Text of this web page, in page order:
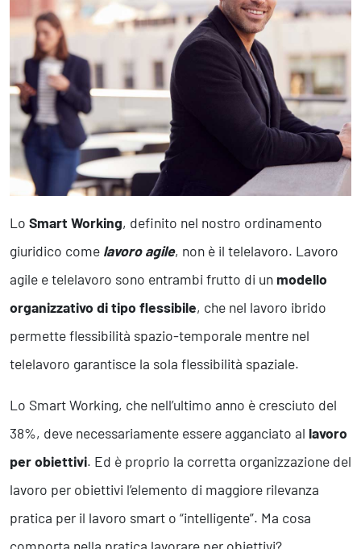
Operation
Smart Working
Efficientamento Aziendale
Project Management
Finanza & Gestione Economica
Risk Management
Sistemi di Gestione
Safety
Sicurezza sul Lavoro
Assistenza Ambientale
Sicurezza Alimentare
Cyber Security
Lo Smart Working, definito nel nostro ordinamento
giuridico come lavoro agile, non è il telelavoro. Lavoro
agile e telelavoro sono entrambi frutto di un modello
organizzativo di tipo flessibile, che nel lavoro ibrido
permette flessibilità spazio-temporale mentre nel
telelavoro garantisce la sola flessibilità spaziale.
Lo Smart Working, che nell’ultimo anno è cresciuto del
38%, deve necessariamente essere agganciato al lavoro
per obiettivi. Ed è proprio la corretta organizzazione del
lavoro per obiettivi l’elemento di maggiore rilevanza
pratica per il lavoro smart o “intelligente”. Ma cosa